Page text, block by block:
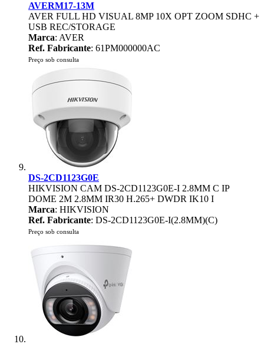
AVERM17-13M
AVER FULL HD VISUAL 8MP 10X OPT ZOOM SDHC +
USB REC/STORAGE
Marca: AVER
Ref. Fabricante: 61PM000000AC
Preço sob consulta
DS-2CD1123G0E
HIKVISION CAM DS-2CD1123G0E-I 2.8MM C IP
DOME 2M 2.8MM IR30 H.265+ DWDR IK10 I
Marca: HIKVISION
Ref. Fabricante: DS-2CD1123G0E-I(2.8MM)(C)
Preço sob consulta